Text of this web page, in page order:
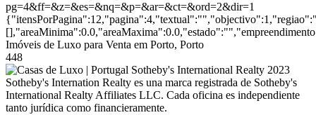
pg=4&ff=&z=&es=&nq=&p=&ar=&ct=&ord=2&dir=1
Imóveis de Luxo para Venta em Porto, Porto
448
2023
Sotheby's Internation Realty es una marca registrada de Sotheby's
International Realty Affiliates LLC. Cada oficina es independiente
tanto jurídica como financieramente.